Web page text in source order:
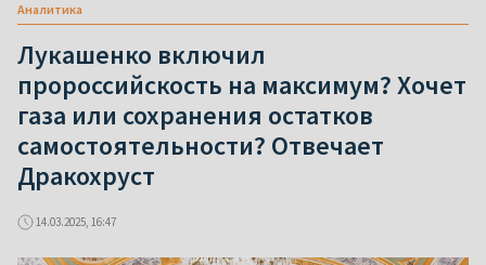
Аналитика
Лукашенко включил
пророссийскость на максимум? Хочет
газа или сохранения остатков
самостоятельности? Отвечает
Дракохруст
14.03.2025, 16:47